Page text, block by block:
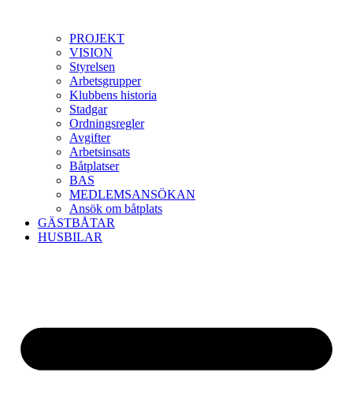
PROJEKT
VISION
Styrelsen
Arbetsgrupper
Klubbens historia
Stadgar
Ordningsregler
Avgifter
Arbetsinsats
Båtplatser
BAS
MEDLEMSANSÖKAN
Ansök om båtplats
GÄSTBÅTAR
HUSBILAR